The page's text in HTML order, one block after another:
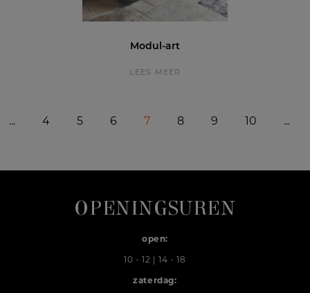
Modul-art
LEES MEER
... 4 5 6 7 8 9 10 ...
OPENINGSUREN
open:
10 - 12 | 14 - 18
zaterdag: